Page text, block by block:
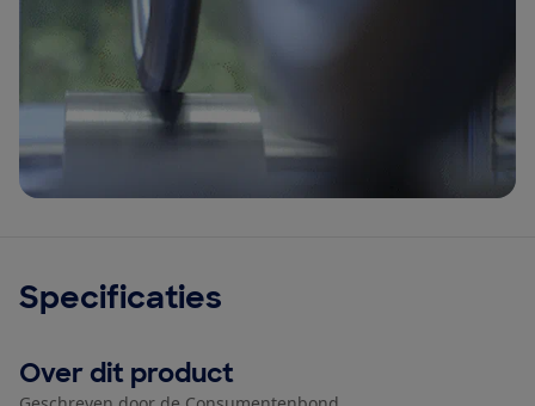
Specificaties
Over dit product